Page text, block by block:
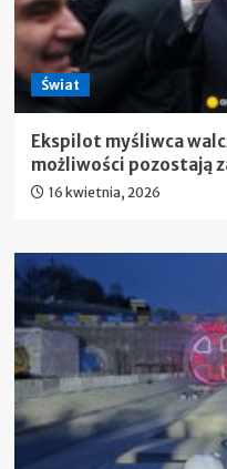
Świat
Ekspilot myśliwca
możliwości pozostają
16 kwietnia, 2026